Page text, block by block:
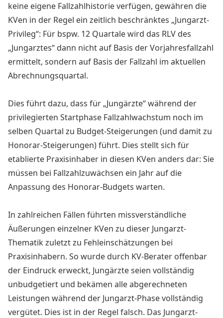
keine eigene Fallzahlhistorie verfügen, gewähren die
KVen in der Regel ein zeitlich beschränktes „Jungarzt-
Privileg“: Für bspw. 12 Quartale wird das RLV des
„Jungarztes“ dann nicht auf Basis der Vorjahresfallzahl
ermittelt, sondern auf Basis der Fallzahl im aktuellen
Abrechnungsquartal.
Dies führt dazu, dass für „Jungärzte“ während der
privilegierten Startphase Fallzahlwachstum noch im
selben Quartal zu Budget-Steigerungen (und damit zu
Honorar-Steigerungen) führt. Dies stellt sich für
etablierte Praxisinhaber in diesen KVen anders dar: Sie
müssen bei Fallzahlzuwächsen ein Jahr auf die
Anpassung des Honorar-Budgets warten.
In zahlreichen Fällen führten missverständliche
Äußerungen einzelner KVen zu dieser Jungarzt-
Thematik zuletzt zu Fehleinschätzungen bei
Praxisinhabern. So wurde durch KV-Berater offenbar
der Eindruck erweckt, Jungärzte seien vollständig
unbudgetiert und bekämen alle abgerechneten
Leistungen während der Jungarzt-Phase vollständig
vergütet. Dies ist in der Regel falsch. Das Jungarzt-